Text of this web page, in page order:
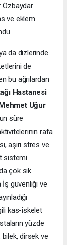
Özbaydar
ve eklem
da dizlerinde
de
bu ağrılardan
Hastanesi
Uğur
süre
rafa
aşırı stres ve
sistemi
çok sık
İş güvenliği ve
kas-iskelet
yüzde
bilek, dirsek ve